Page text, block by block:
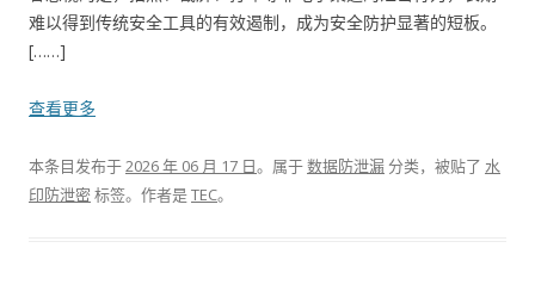
难以得到传统安全工具的有效遏制，成为安全防护显著的短板。
[……]
查看更多
本条目发布于2026 年 06 月 17 日。属于数据防泄漏分类，被贴了 水
印防泄密标签。 作者是TEC。